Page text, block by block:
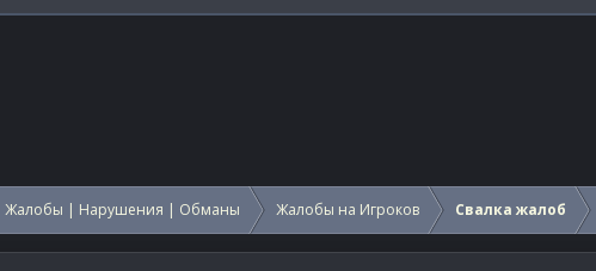
Жалобы | Нарушения | Обманы Жалобы на Игроков Свалка жалоб